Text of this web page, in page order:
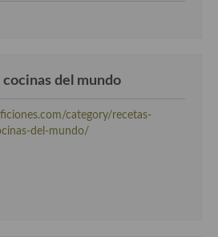
cocinas del mundo
category/recetas-
del-mundo/